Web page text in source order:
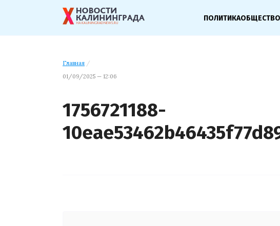
ПОЛИТИКАОБЩЕСТВО
Главная /
01/09/2025 — 12:06
1756721188-